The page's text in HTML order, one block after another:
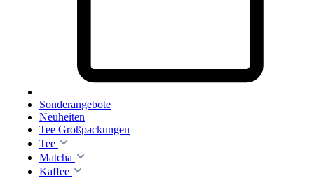
Sonderangebote
Neuheiten
Tee Großpackungen
Tee
Matcha
Kaffee